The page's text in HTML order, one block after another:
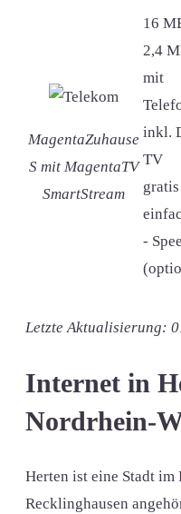
MagentaZuhause
S mit MagentaTV
SmartStream
16
2,4
mit
inkl.
TV
gratis
-
Letzte Aktualisierung:
Internet in
Nordrhein-
Herten ist eine Stadt im
Recklinghausen